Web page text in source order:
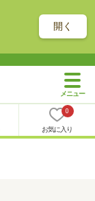
開く
0
お気に入り